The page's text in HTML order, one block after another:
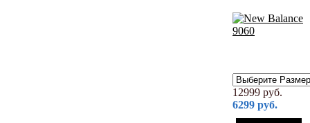
12999 руб.
6299 руб.